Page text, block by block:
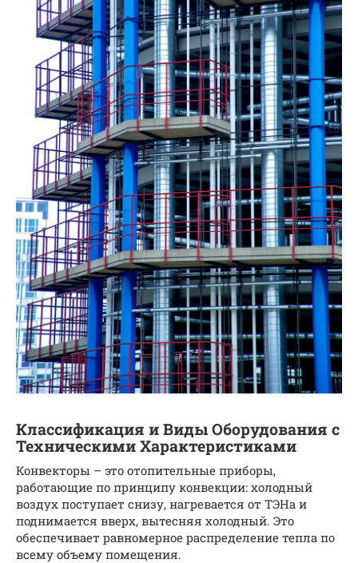
Классификация и Виды Оборудования с
Техническими Характеристиками
Конвекторы – это отопительные приборы,
работающие по принципу конвекции: холодный
воздух поступает снизу, нагревается от ТЭНа и
поднимается вверх, вытесняя холодный. Это
обеспечивает равномерное распределение тепла по
всему объему помещения.